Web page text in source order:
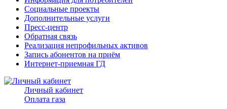
Социальные проекты
Дополнительные услуги
Пресс-центр
Обратная связь
Реализация непрофильных активов
Запись абонентов на приём
Интернет-приемная ГД
Личный кабинет
Оплата газа